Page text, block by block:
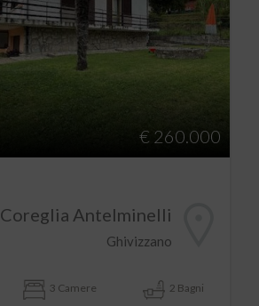
€ 260.000
Coreglia Antelminelli
Ghivizzano
3 Camere 2 Bagni